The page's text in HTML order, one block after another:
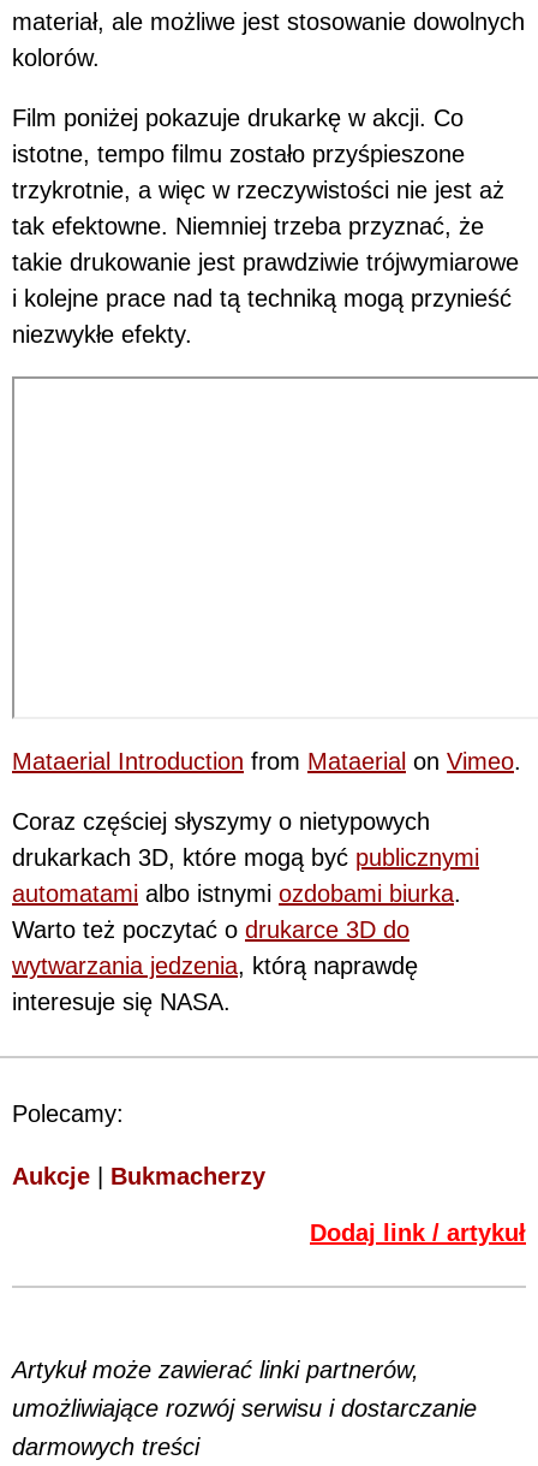
materiał, ale możliwe jest stosowanie dowolnych
kolorów.
Film poniżej pokazuje drukarkę w akcji. Co
istotne, tempo filmu zostało przyśpieszone
trzykrotnie, a więc w rzeczywistości nie jest aż
tak efektowne. Niemniej trzeba przyznać, że
takie drukowanie jest prawdziwie trójwymiarowe
i kolejne prace nad tą techniką mogą przynieść
niezwykłe efekty.
Mataerial Introduction from Mataerial on Vimeo.
Coraz częściej słyszymy o nietypowych
drukarkach 3D, które mogą być publicznymi
automatami albo istnymi ozdobami biurka.
Warto też poczytać o drukarce 3D do
wytwarzania jedzenia, którą naprawdę
interesuje się NASA.
Polecamy:
Aukcje Bukmacherzy
Dodaj link / artykuł
Artykuł może zawierać linki partnerów,
umożliwiające rozwój serwisu i dostarczanie
darmowych treści